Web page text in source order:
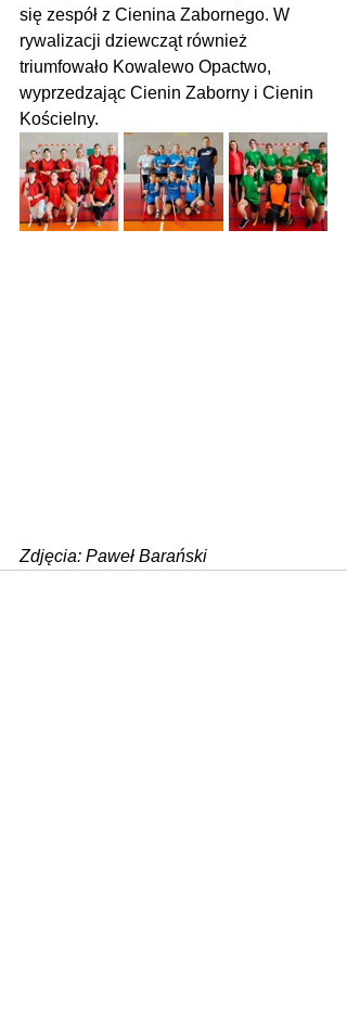
się zespół z Cienina Zabornego. W
rywalizacji dziewcząt również
triumfowało Kowalewo Opactwo,
wyprzedzając Cienin Zaborny i Cienin
Kościelny.
Zdjęcia: Paweł Barański